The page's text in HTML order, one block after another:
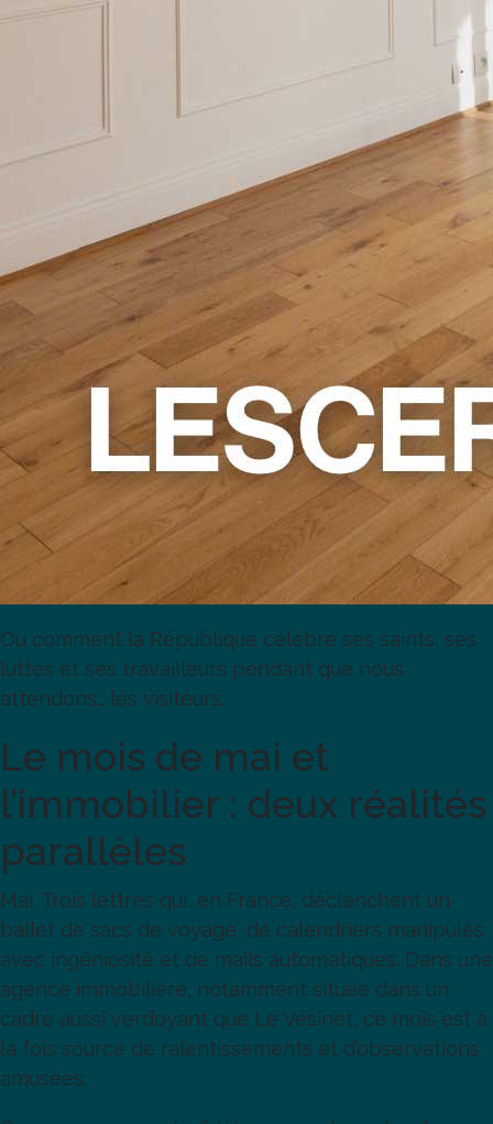
Ou comment la République célèbre ses saints, ses
luttes et ses travailleurs pendant que nous
attendons… les visiteurs.
Le mois de mai et
l’immobilier : deux réalités
parallèles
Mai. Trois lettres qui, en France, déclenchent un
ballet de sacs de voyage, de calendriers manipulés
avec ingéniosité et de mails automatiques. Dans une
agence immobilière, notamment située dans un
cadre aussi verdoyant que Le Vésinet, ce mois est à
la fois source de ralentissements et d’observations
amusées.